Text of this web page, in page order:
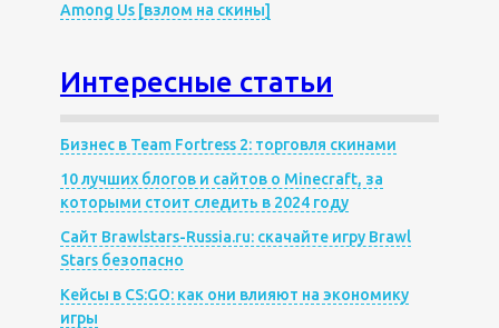
Among Us [взлом на скины]
Интересные статьи
Бизнес в Team Fortress 2: торговля скинами
10 лучших блогов и сайтов о Minecraft, за
которыми стоит следить в 2024 году
Сайт Brawlstars-Russia.ru: скачайте игру Brawl
Stars безопасно
Кейсы в CS:GO: как они влияют на экономику
игры